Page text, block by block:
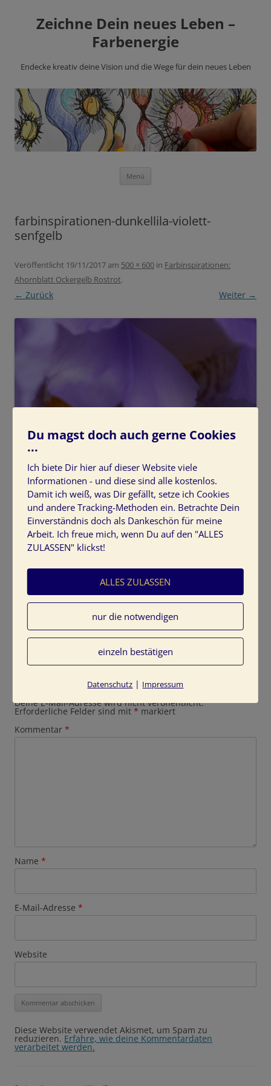
Zeichne Dein neues Leben –
Farbenergie
Endecke kreativ deine Vision und die Wege für dein neues Leben
Menü
farbinspirationen-dunkellila-violett-
senfgelb
Veröffentlicht 19/11/2017am 500 × 600 in Farbinspirationen:
Ahornblatt Ockergelb Rostrot.
← Zurück Weiter →
Deine E-Mail-Adresse wird nicht veröffentlicht.
Erforderliche Felder sind mit * markiert
Kommentar *
Name *
E-Mail-Adresse *
Website
Diese Website verwendet Akismet, um Spam zu
reduzieren. Erfahre, wie deine Kommentardaten
verarbeitet werden.
Du magst doch auch gerne Cookies
...
Ich biete Dir hier auf dieser Website viele
Informationen - und diese sind alle kostenlos.
Damit ich weiß, was Dir gefällt, setze ich Cookies
und andere Tracking-Methoden ein. Betrachte Dein
Einverständnis doch als Dankeschön für meine
Arbeit. Ich freue mich, wenn Du auf den "ALLES
ZULASSEN" klickst!
ALLES ZULASSEN
nur die notwendigen
einzeln bestätigen
Datenschutz | Impressum